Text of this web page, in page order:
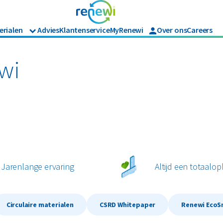
Interne
AdviesKlantenserviceMyRenewi Over onsCareers
Jarenlange ervaring Altijd een
Circulaire materialen CSRD Whitepaper Renewi